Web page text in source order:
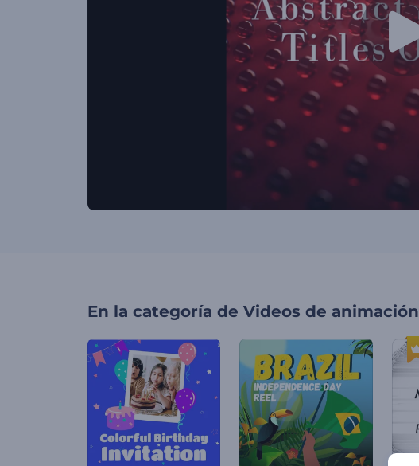
En la categoría de Videos de animación